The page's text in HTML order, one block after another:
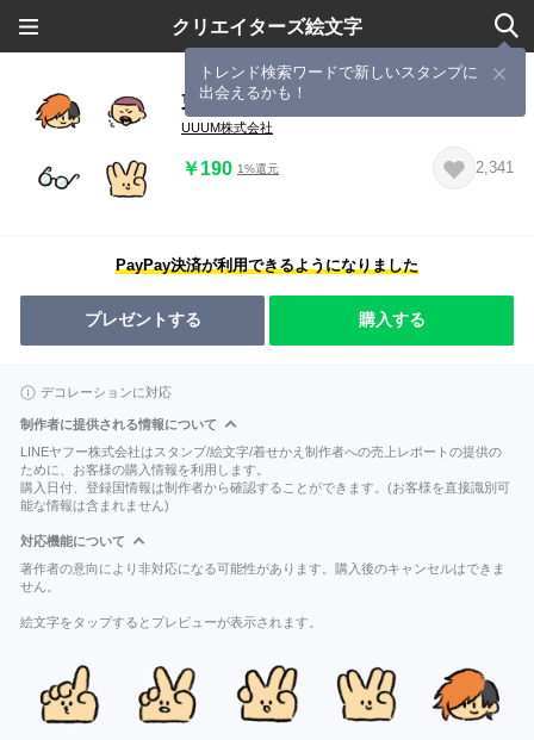
クリエイターズ絵文字
トレンド検索ワードで新しいスタンプに
出会えるかも！
東海オンエア絵文字 イラストvol.1(表)
UUUM株式会社
￥190 1%還元 2,341
PayPay決済が利用できるようになりました
プレゼントする 購入する
デコレーションに対応
制作者に提供される情報について
LINEヤフー株式会社はスタンプ/絵文字/着せかえ制作者への売上レポートの提供の
ために、お客様の購入情報を利用します。
購入日付、登録国情報は制作者から確認することができます。(お客様を直接識別可
能な情報は含まれません)
対応機能について
著作者の意向により非対応になる可能性があります。購入後のキャンセルはできま
せん。
絵文字をタップするとプレビューが表示されます。